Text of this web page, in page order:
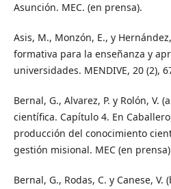
Asunción. MEC. (en prensa).
Asis, M., Monzón, E., y
formativa para la enseñanza y
universidades. MENDIVE, 20 (2),
Bernal, G., Alvarez, P. y Rolón, V.
científica. Capítulo 4. En
producción del conocimiento
gestión misional. MEC (en
Bernal, G., Rodas, C. y Canese, V.